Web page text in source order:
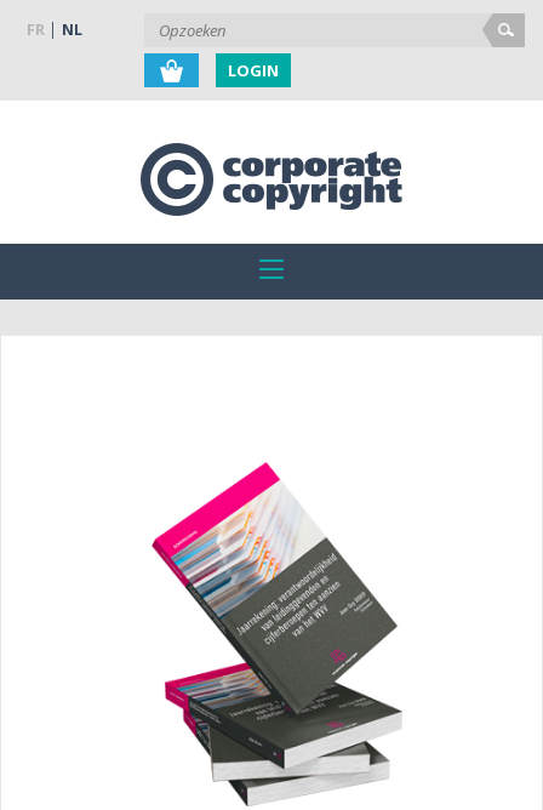
FR NL
LOGIN